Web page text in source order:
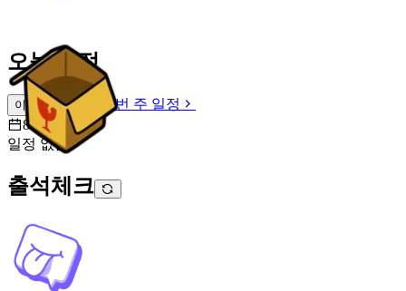
오늘 일정
이번 주 일정
이번 주 일정
8월 8일 [토]
일정 없음
출석체크